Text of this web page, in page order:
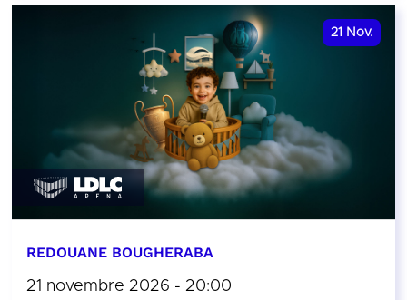
21 Nov.
REDOUANE BOUGHERABA
21 novembre 2026 - 20:00